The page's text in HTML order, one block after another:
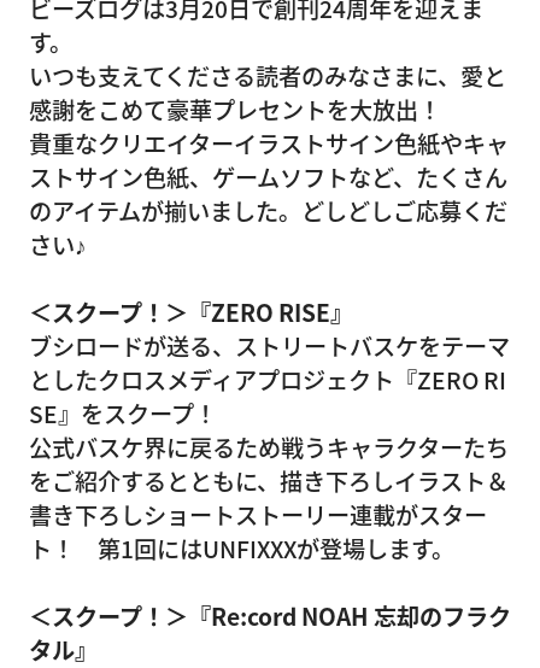
ビーズログは3月20日で創刊24周年を迎えま
す。
いつも支えてくださる読者のみなさまに、愛と
感謝をこめて豪華プレセントを大放出！
貴重なクリエイターイラストサイン色紙やキャ
ストサイン色紙、ゲームソフトなど、たくさん
のアイテムが揃いました。どしどしご応募くだ
さい♪
＜スクープ！＞『ZERO RISE』
ブシロードが送る、ストリートバスケをテーマ
としたクロスメディアプロジェクト『ZERO RI
SE』をスクープ！
公式バスケ界に戻るため戦うキャラクターたち
をご紹介するとともに、描き下ろしイラスト＆
書き下ろしショートストーリー連載がスター
ト！ 第1回にはUNFIXXXが登場します。
＜スクープ！＞『Re:cord NOAH 忘却のフラク
タル』